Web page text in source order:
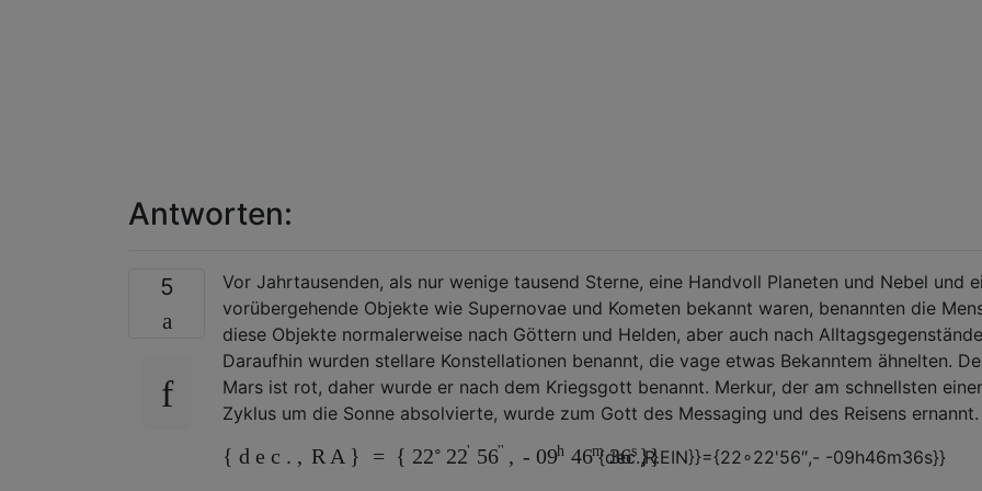
Antworten:
5
Vor Jahrtausenden, als nur wenige tausend Sterne, eine Handvoll Planeten und Nebel und
vorübergehende Objekte wie Supernovae und Kometen bekannt waren, benannten die
diese Objekte normalerweise nach Göttern und Helden, aber auch nach
Daraufhin wurden stellare Konstellationen benannt, die vage etwas Bekanntem ähnelten.
Mars ist rot, daher wurde er nach dem Kriegsgott benannt. Merkur, der am schnellsten
Zyklus um die Sonne absolvierte, wurde zum Gott des Messaging und des Reisens ernannt.
{ d e c . , R A } = { 22∘ 22' 56'' , - 09h 46m 36s }}
{dec.,R.EIN}}={22∘22'56″,- -09h46m36s}}